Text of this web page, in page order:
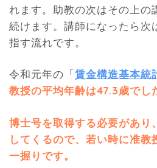
れます。助教の次はその上の
続けます。講師になったら次
指す流れです。
令和元年の「賃金構造基本統
教授の平均年齢は47.3歳でし
博士号を取得する必要があり
してくるので、若い時に准教
一握りです。